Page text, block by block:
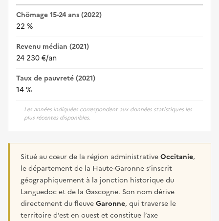
Chômage 15-24 ans (2022)
22 %
Revenu médian (2021)
24 230 €/an
Taux de pauvreté (2021)
14 %
Les années indiquées correspondent aux données statistiques les
plus récentes disponibles.
Situé au cœur de la région administrativeOccitanie,
le département de la Haute-Garonne s’inscrit
géographiquement à la jonction historique du
Languedoc et de la Gascogne. Son nom dérive
directement du fleuveGaronne, qui traverse le
territoire d’est en ouest et constitue l’axe